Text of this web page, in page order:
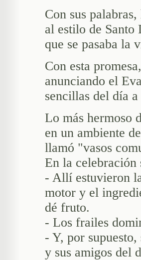
Con sus
al estilo de
que se pasaba la
Con esta
anunciando el
sencillas del día a
Lo más hermoso
en un ambiente
llamó "vasos
En la celebración
- Allí estuvieron
motor y el
dé fruto.
- Los frailes
- Y, por
y sus amigos del